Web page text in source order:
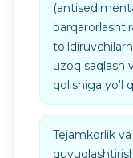
uzoq saqlash
qolishiga yo'l
Tejamkorlik